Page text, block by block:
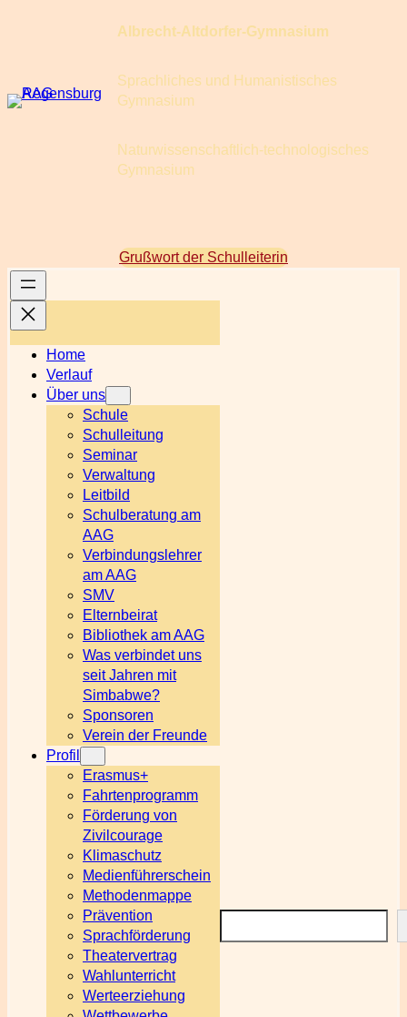
Albrecht-Altdorfer-Gymnasium
Sprachliches und Humanistisches
Gymnasium
Naturwissenschaftlich-technologisches
Gymnasium
Grußwort der Schulleiterin
Home
Verlauf
Über uns
Schule
Schulleitung
Seminar
Verwaltung
Leitbild
Schulberatung am
AAG
Verbindungslehrer
am AAG
SMV
Elternbeirat
Bibliothek am AAG
Was verbindet uns
seit Jahren mit
Simbabwe?
Sponsoren
Verein der Freunde
Profil
Erasmus+
Fahrtenprogramm
Förderung von
Zivilcourage
Klimaschutz
Medienführerschein
Methodenmappe
Prävention
Sprachförderung
Theatervertrag
Wahlunterricht
Werteerziehung